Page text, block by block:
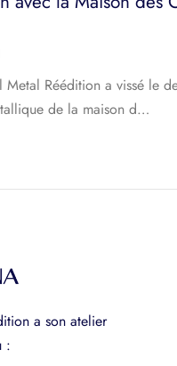
Metal Réédition a vissé le
de la maison d…
a son atelier
: